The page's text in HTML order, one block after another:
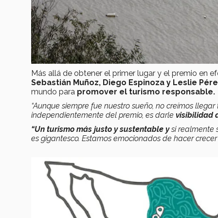
Más allá de obtener el primer lugar y el premio en
Sebastián Muñoz, Diego Espinoza y Leslie
mundo para promover el turismo responsable.
“Aunque siempre fue nuestro sueño, no creímos
independientemente del premio, es darle visibilidad
“Un turismo más justo y sustentable ysi realmente
es gigantesco. Estamos emocionados de hacer crecer